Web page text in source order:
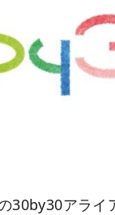
30by30アライ